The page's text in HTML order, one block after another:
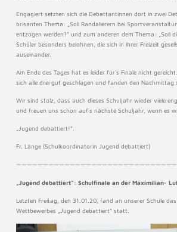
Engagiert setzten sich die Debattantinnen dort in zwei
brisanten Thema: „Soll Randalierern bei
entzogen werden?“ und zum anderen dem Thema: „Soll
Schüler besonders belohnen, die sich in ihrer Freizeit
auseinander.
Am Ende des Tages hat es leider für`s Finale nicht
sich alle drei gut geschlagen und fanden den Nachmittag
Wir sind stolz, dass auch dieses Schuljahr wieder viele
und freuen uns schon auf`s nächste Schuljahr, wenn es
„Jugend debattiert!“.
Fr. Länge (Schulkoordinatorin Jugend debattiert)
„Jugend debattiert“: Schulfinale an der Maximilian-
Letzten Freitag, den 31.01.20, fand an unserer Schule
Wettbewerbes „Jugend debattiert“ statt.